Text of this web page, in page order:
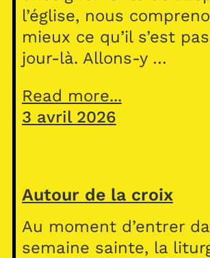
l’église, nous
mieux ce qu’il s’est
jour-là. Allons-y …
Read more...
3 avril 2026
Autour de la croix
Au moment d’entrer
semaine sainte, la